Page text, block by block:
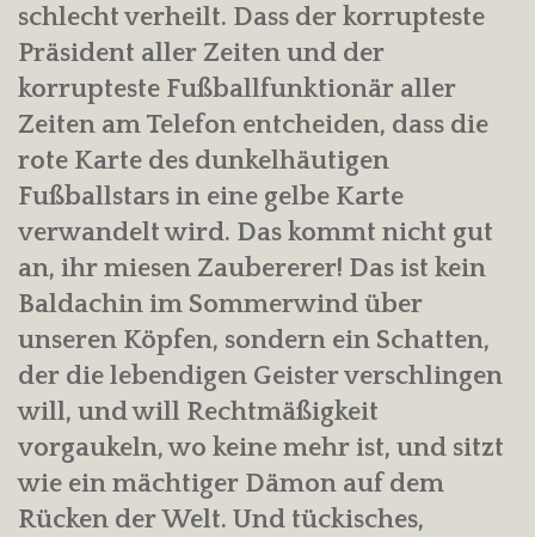
schlecht verheilt. Dass der korrupteste
Präsident aller Zeiten und der
korrupteste Fußballfunktionär aller
Zeiten am Telefon entcheiden, dass die
rote Karte des dunkelhäutigen
Fußballstars in eine gelbe Karte
verwandelt wird. Das kommt nicht gut
an, ihr miesen Zaubererer! Das ist kein
Baldachin im Sommerwind über
unseren Köpfen, sondern ein Schatten,
der die lebendigen Geister verschlingen
will, und will Rechtmäßigkeit
vorgaukeln, wo keine mehr ist, und sitzt
wie ein mächtiger Dämon auf dem
Rücken der Welt. Und tückisches,